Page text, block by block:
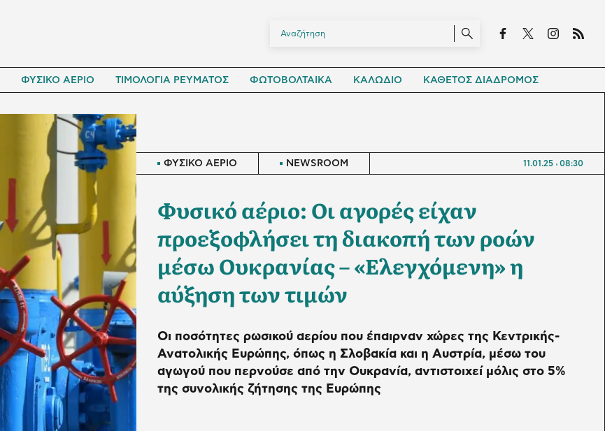
ΦΥΣΙΚΟ ΑΕΡΙΟ ΤΙΜΟΛΟΓΙΑ ΡΕΥΜΑΤΟΣ ΦΩΤΟΒΟΛΤΑΙΚΑ ΚΑΛΩΔΙΟ ΚΑΘΕΤΟΣ ΔΙΑΔΡΟΜΟΣ
ΦΥΣΙΚΟ ΑΕΡΙΟ NEWSROOM 11.01.25 08:30
Φυσικό αέριο: Οι αγορές είχαν
προεξοφλήσει τη διακοπή των ροών
μέσω Ουκρανίας – «Ελεγχόμενη» η
αύξηση των τιμών
Οι ποσότητες ρωσικού αερίου που έπαιρναν χώρες της Κεντρικής-
Ανατολικής Ευρώπης, όπως η Σλοβακία και η Αυστρία, μέσω του
αγωγού που περνούσε από την Ουκρανία, αντιστοιχεί μόλις στο 5%
της συνολικής ζήτησης της Ευρώπης